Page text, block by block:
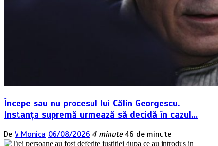
Începe sau nu procesul lui Călin Georgescu.
Instanța supremă urmează să decidă în cazul…
De V Monica 06/08/2026 4 minute 46 de minute